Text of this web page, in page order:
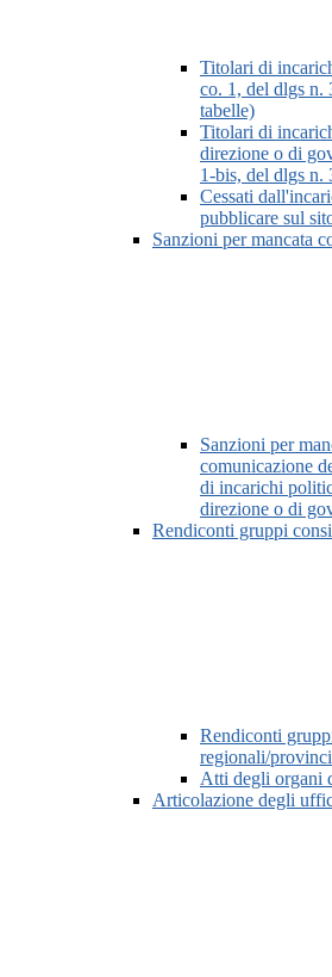
Titolari di
co. 1, del dlgs n.
tabelle)
Titolari di
direzione o di
1-bis, del dlgs n.
Cessati
pubblicare sul
Sanzioni per mancata
Sanzioni per
comunicazione
di incarichi
direzione o di
Rendiconti gruppi
Rendiconti
regionali/
Atti degli organi
Articolazione degli